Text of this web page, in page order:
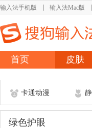
输入法手机版 输入法Mac版
首页 皮肤
卡通动漫
绿色护眼